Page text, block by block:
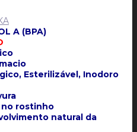
A (BPA)
Esterilizável, Inodoro
rostinho
natural da